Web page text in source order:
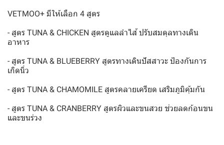
VETMOO+ มีให้เลือก 4 สูตร
- สูตร TUNA & CHICKEN สูตรดูแลลำไส้ ปรับสมดุลทางเดิน
อาหาร
- สูตร TUNA & BLUEBERRY สูตรทางเดินปัสสาวะ ป้องกันการ
เกิดนิ่ว
- สูตร TUNA & CHAMOMILE สูตรคลายเครียด เสริมภูมิคุ้มกัน
- สูตร TUNA & CRANBERRY สูตรผิวและขนสวย ช่วยลดก้อนขน
และขนร่วง